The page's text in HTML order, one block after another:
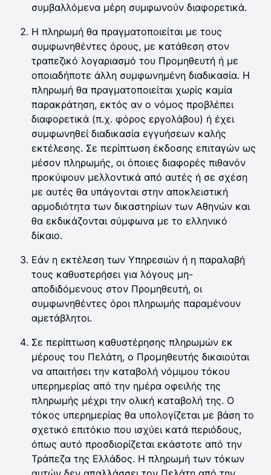
συμβαλλόμενα μέρη συμφωνούν διαφορετικά.
Η πληρωμή θα πραγματοποιείται με τους
συμφωνηθέντες όρους, με κατάθεση στον
τραπεζικό λογαριασμό του Προμηθευτή ή με
οποιαδήποτε άλλη συμφωνημένη διαδικασία. Η
πληρωμή θα πραγματοποιείται χωρίς καμία
παρακράτηση, εκτός αν ο νόμος προβλέπει
διαφορετικά (π.χ. φόρος εργολάβου) ή έχει
συμφωνηθεί διαδικασία εγγυήσεων καλής
εκτέλεσης. Σε περίπτωση έκδοσης επιταγών ως
μέσον πληρωμής, οι όποιες διαφορές πιθανόν
προκύψουν μελλοντικά από αυτές ή σε σχέση
με αυτές θα υπάγονται στην αποκλειστική
αρμοδιότητα των δικαστηρίων των Αθηνών και
θα εκδικάζονται σύμφωνα με το ελληνικό
δίκαιο.
Εάν η εκτέλεση των Υπηρεσιών ή η παραλαβή
τους καθυστερήσει για λόγους μη-
αποδιδόμενους στον Προμηθευτή, οι
συμφωνηθέντες όροι πληρωμής παραμένουν
αμετάβλητοι.
Σε περίπτωση καθυστέρησης πληρωμών εκ
μέρους του Πελάτη, ο Προμηθευτής δικαιούται
να απαιτήσει την καταβολή νόμιμου τόκου
υπερημερίας από την ημέρα οφειλής της
πληρωμής μέχρι την ολική καταβολή της. Ο
τόκος υπερημερίας θα υπολογίζεται με βάση το
σχετικό επιτόκιο που ισχύει κατά περιόδους,
όπως αυτό προσδιορίζεται εκάστοτε από την
Τράπεζα της Ελλάδος. Η πληρωμή των τόκων